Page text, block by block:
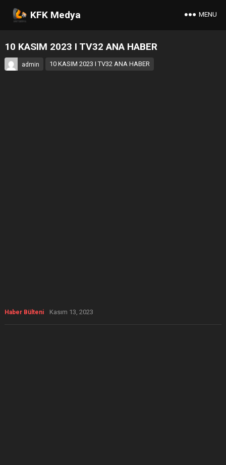
KFK Medya MENU
10 KASIM 2023 I TV32 ANA HABER
admin 10 KASIM 2023 I TV32 ANA HABER
Haber Bülteni Kasım 13, 2023